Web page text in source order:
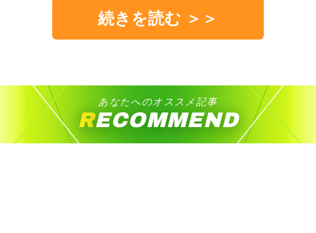
続きを読む ＞＞
あなたへのオススメ記事
RECOMMEND